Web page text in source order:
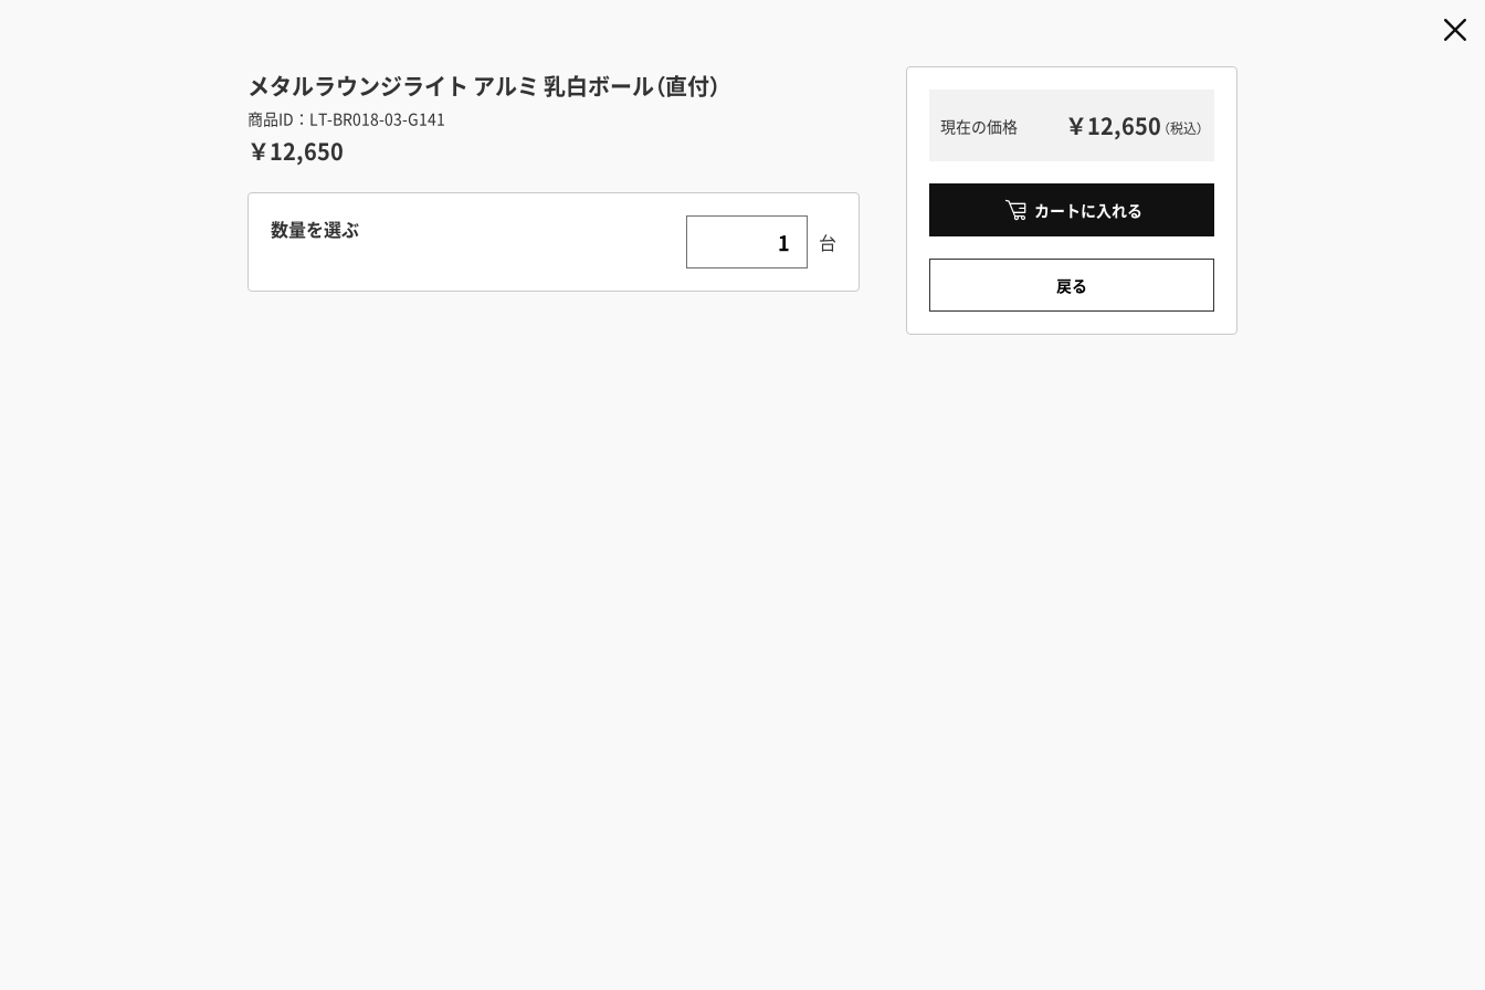
メタルラウンジライト アルミ 乳白ボール（直付）
商品ID：LT-BR018-03-G141
￥12,650
数量を選ぶ 台
現在の価格 ￥12,650 （税込）
カートに入れる
戻る